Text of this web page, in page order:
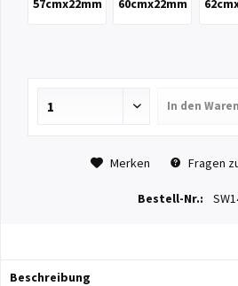
57cmx22mm 60cmx22mm
In den
Merken Fragen
Bestell-Nr.:
Beschreibung